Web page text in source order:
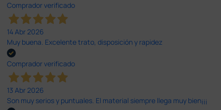
Comprador verificado
14 Abr 2026
Muy buena. Excelente trato, disposición y rapidez
Comprador verificado
13 Abr 2026
Son muy serios y puntuales. El material siempre llega muy bien¡¡¡